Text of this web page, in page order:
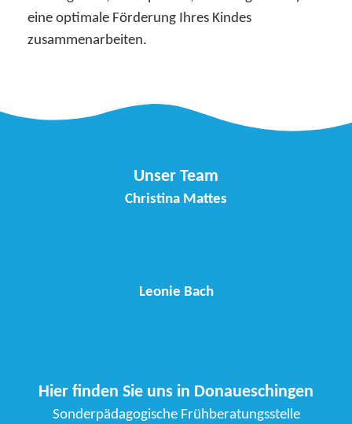
eine optimale Förderung Ihres Kindes
zusammenarbeiten.
Unser Team
Christina Mattes
Leonie Bach
Hier finden Sie uns in Donaueschingen
Sonderpädagogische Frühberatungsstelle